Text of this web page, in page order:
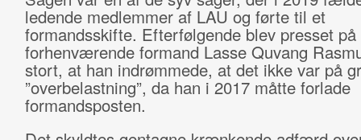
ledende medlemmer af LAU og førte til et
formandsskifte. Efterfølgende blev presset på
forhenværende formand Lasse Quvang
stort, at han indrømmede, at det ikke var på
”overbelastning”, da han i 2017 måtte forlade
formandsposten.